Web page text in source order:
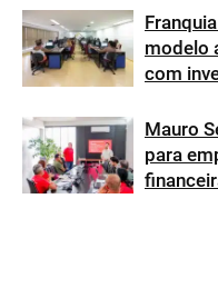
modelo
com
Mauro
para